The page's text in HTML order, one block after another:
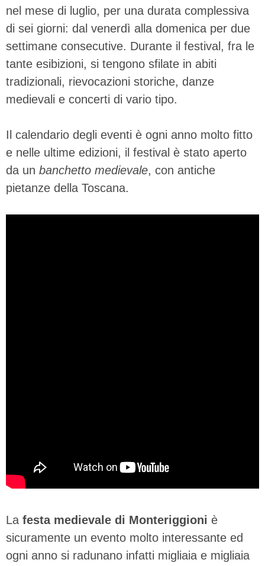
nel mese di luglio, per una durata complessiva
di sei giorni: dal venerdì alla domenica per due
settimane consecutive. Durante il festival, fra le
tante esibizioni, si tengono sfilate in abiti
tradizionali, rievocazioni storiche, danze
medievali e concerti di vario tipo.
Il calendario degli eventi è ogni anno molto fitto
e nelle ultime edizioni, il festival è stato aperto
da un banchetto medievale, con antiche
pietanze della Toscana.
La festa medievale di Monteriggioni è
sicuramente un evento molto interessante ed
ogni anno si radunano infatti migliaia e migliaia